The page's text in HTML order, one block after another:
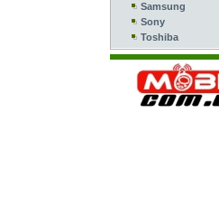
Samsung
Sony
Toshiba